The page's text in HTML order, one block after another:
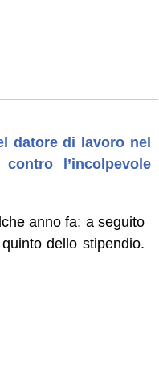
datore di lavoro nel
l’incolpevole
anno fa: a seguito
dello stipendio.